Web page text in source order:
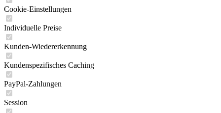
Cookie-Einstellungen
Individuelle Preise
Kunden-Wiedererkennung
Kundenspezifisches Caching
PayPal-Zahlungen
Session